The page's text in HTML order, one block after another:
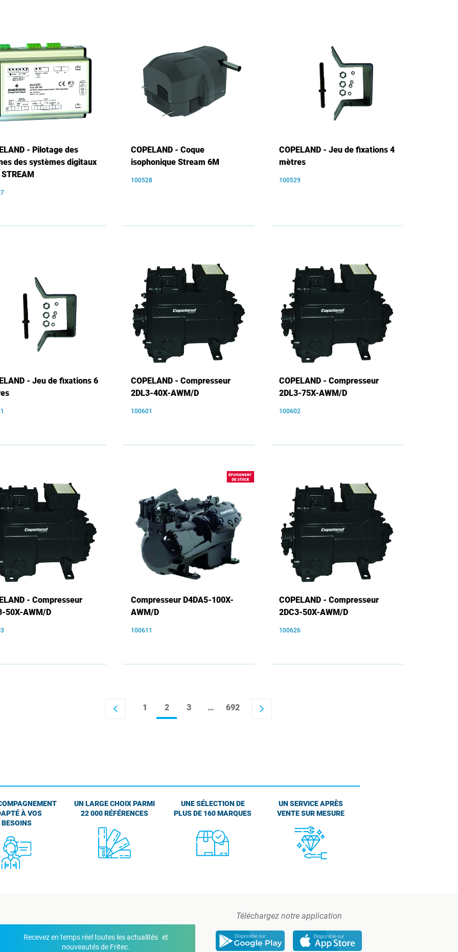
- Pilotage des
des systèmes digitaux
COPELAND - Coque
isophonique Stream 6M
100528
COPELAND - Jeu de fixations 4
mètres
100529
- Jeu de fixations 6
COPELAND - Compresseur
2DL3-40X-AWM/D
100601
COPELAND - Compresseur
2DL3-75X-AWM/D
100602
- Compresseur
50X-AWM/D
Compresseur D4DA5-100X-
AWM/D
100611
COPELAND - Compresseur
2DC3-50X-AWM/D
100626
arrow_back_ios 1 2 3 … 692 arrow_forward_ios
À VOS
BESOINS
UN LARGE CHOIX PARMI
22 000 RÉFÉRENCES
UNE SÉLECTION DE
PLUS DE 160 MARQUES
UN SERVICE APRÈS
VENTE SUR MESURE
Recevez en temps réel toutes les actualités et
nouveautés de Fritec.
Téléchargez notre application